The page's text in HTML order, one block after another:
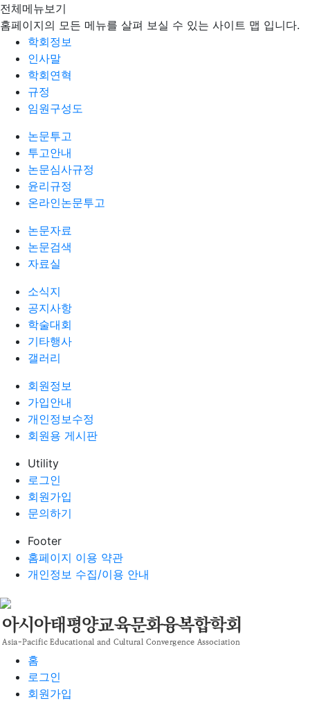
전체메뉴보기
홈페이지의 모든 메뉴를 살펴 보실 수 있는 사이트 맵 입니다.
학회정보
인사말
학회연혁
규정
임원구성도
논문투고
투고안내
논문심사규정
윤리규정
온라인논문투고
논문자료
논문검색
자료실
소식지
공지사항
학술대회
기타행사
갤러리
회원정보
가입안내
개인정보수정
회원용 게시판
Utility
로그인
회원가입
문의하기
Footer
홈페이지 이용 약관
개인정보 수집/이용 안내
홈
로그인
회원가입